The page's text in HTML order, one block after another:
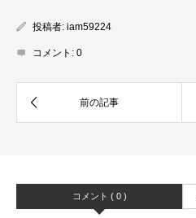
投稿者: iam59224
コメント: 0
コメント ( 0 )